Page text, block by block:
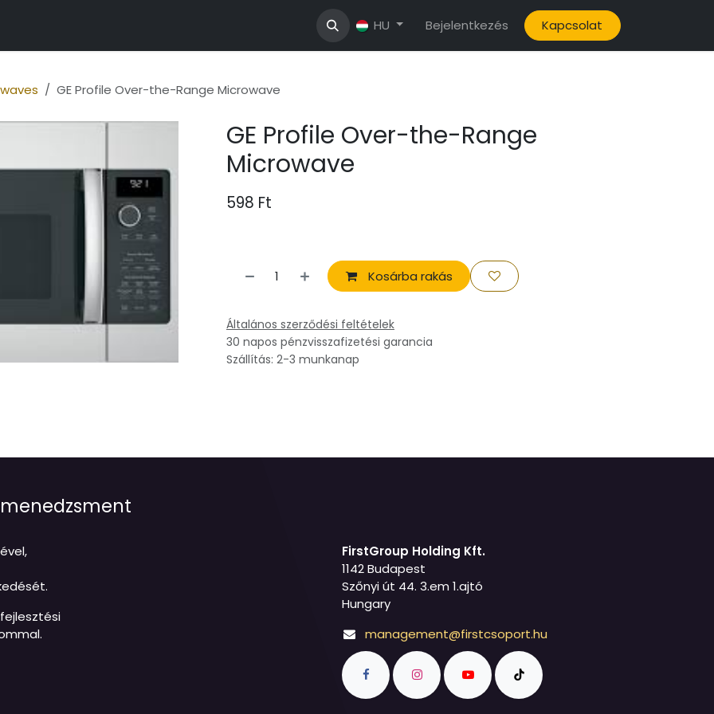
HU Bejelentkezés Kapcsolat
GE Profile Over-the-Range Microwave
GE Profile Over-the-Range
Microwave
598 Ft
Kosárba rakás
Általános szerződési feltételek
30 napos pénzvisszafizetési garancia
Szállítás: 2-3 munkanap
FirstGroup Holding Kft.
1142 Budapest
Szőnyi út 44. 3.em 1.ajtó
Hungary
management@firstcsoport.hu